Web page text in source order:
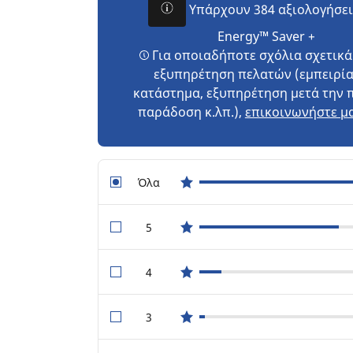
Υπάρχουν 384
Energy™ Saver +
Για οποιαδήποτε σχόλια
εξυπηρέτηση πελατών
κατάστημα, εξυπηρέτηση μετά την
παράδοση κ.λπ.), επικοινωνήστε
Όλαstar reviews
5star reviews
4star reviews
3star reviews